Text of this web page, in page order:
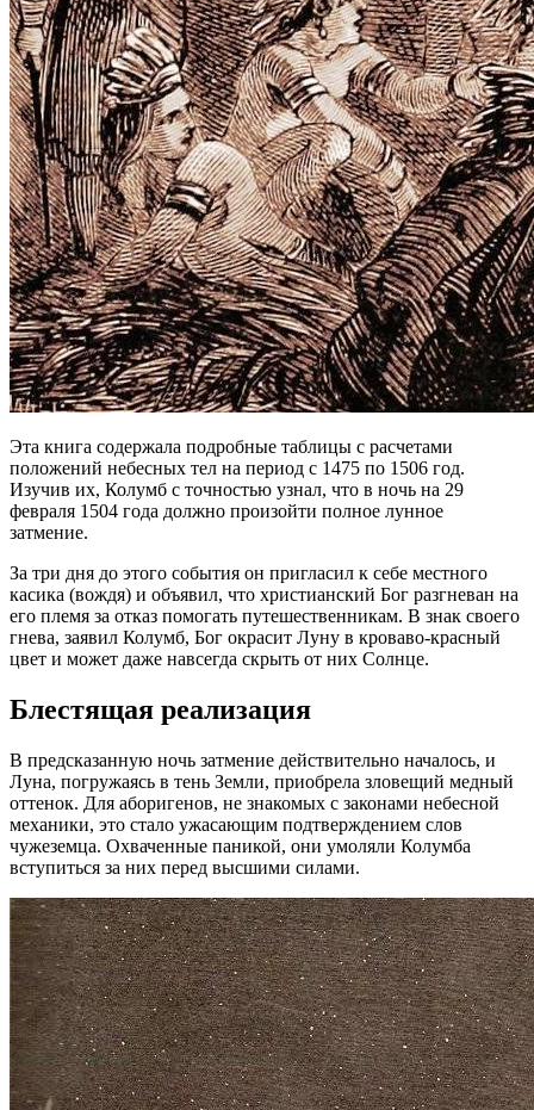
Эта книга содержала подробные таблицы с расчетами
положений небесных тел на период с 1475 по 1506 год.
Изучив их, Колумб с точностью узнал, что в ночь на 29
февраля 1504 года должно произойти полное лунное
затмение.
За три дня до этого события он пригласил к себе местного
касика (вождя) и объявил, что христианский Бог разгневан на
его племя за отказ помогать путешественникам. В знак своего
гнева, заявил Колумб, Бог окрасит Луну в кроваво-красный
цвет и может даже навсегда скрыть от них Солнце.
Блестящая реализация
В предсказанную ночь затмение действительно началось, и
Луна, погружаясь в тень Земли, приобрела зловещий медный
оттенок. Для аборигенов, не знакомых с законами небесной
механики, это стало ужасающим подтверждением слов
чужеземца. Охваченные паникой, они умоляли Колумба
вступиться за них перед высшими силами.